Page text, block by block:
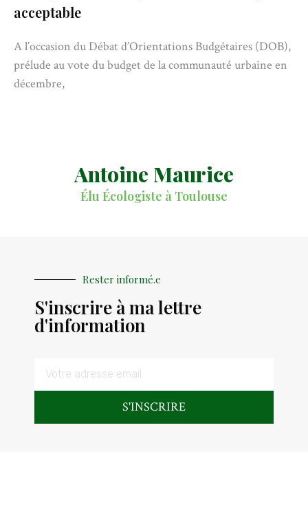
acceptable
A l’occasion du Débat d’Orientations Budgétaires (DOB),
prélude au vote du budget de la communauté urbaine en
décembre,
Antoine Maurice
Élu Écologiste à Toulouse
Rester informé.e
S'inscrire à ma lettre
d'information
S'INSCRIRE